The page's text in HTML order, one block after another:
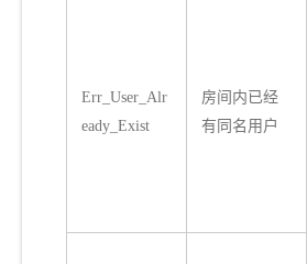
Err_User_Alr
eady_Exist
房间内已经
有同名用户